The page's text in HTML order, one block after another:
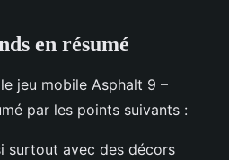
en résumé
jeu mobile Asphalt 9 –
par les points suivants :
surtout avec des décors